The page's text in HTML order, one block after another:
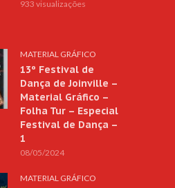
933 visualizações
MATERIAL GRÁFICO
13º Festival de
Dança de Joinville –
Material Gráfico –
Folha Tur – Especial
Festival de Dança –
1
08/05/2024
MATERIAL GRÁFICO